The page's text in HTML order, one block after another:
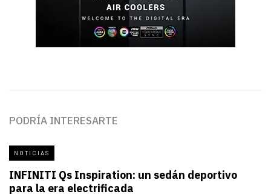
PODRÍA INTERESARTE
NOTICIAS
INFINITI Qs Inspiration: un sedán deportivo
para la era electrificada